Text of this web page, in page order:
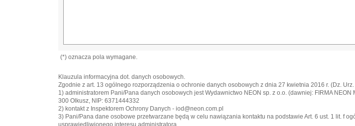
(*) oznacza pola wymagane.
Klauzula informacyjna dot. danych osobowych.
Zgodnie z art. 13 ogólnego rozporządzenia o ochronie danych osobowych z dnia 27 kwietnia 2016 r. (Dz.
1) administratorem Pani/Pana danych osobowych jest Wydawnictwo NEON sp. z o.o. (dawniej: FIRMA
300 Olkusz, NIP: 6371444332
2) kontakt z Inspektorem Ochrony Danych - iod@neon.com.pl
3) Pani/Pana dane osobowe przetwarzane będą w celu nawiązania kontaktu na podstawie Art. 6 ust. 1 lit. f